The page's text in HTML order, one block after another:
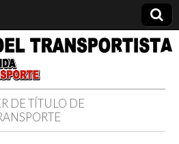
DE TÍ­TULO DE